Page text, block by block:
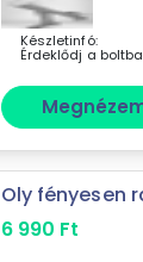
Készletinfó:
Érdeklődj a
Oly fényesen
6 990 Ft